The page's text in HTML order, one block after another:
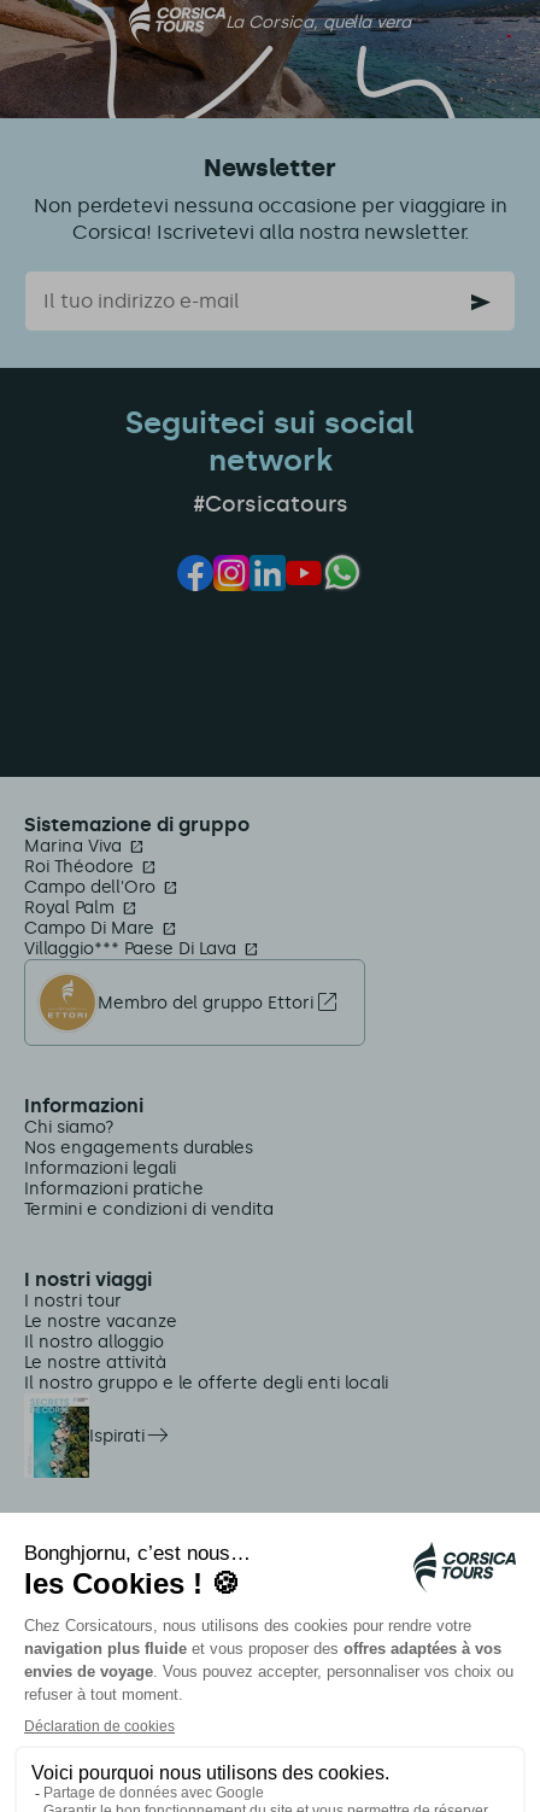
La Corsica, quella vera
Newsletter
Non perdetevi nessuna occasione per viaggiare in
Corsica! Iscrivetevi alla nostra newsletter.
Email
Seguiteci sui social
network
#Corsicatours
Sistemazione di gruppo
Marina Viva
Roi Théodore
Campo dell'Oro
Royal Palm
Campo Di Mare
Villaggio*** Paese Di Lava
Membro del gruppo Ettori
Informazioni
Chi siamo?
Nos engagements durables
Informazioni legali
Informazioni pratiche
Termini e condizioni di vendita
I nostri viaggi
I nostri tour
Le nostre vacanze
Il nostro alloggio
Le nostre attività
Il nostro gruppo e le offerte degli enti locali
Ispirati
Navette Citadina
Allarme meduse
Autocars rapides bleus
Contattate i nostri consulenti
I nostri partner